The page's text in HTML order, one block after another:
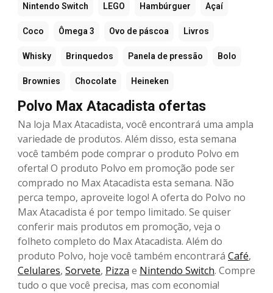
Nintendo Switch LEGO Hambúrguer Açaí
Coco Ômega 3 Ovo de páscoa Livros
Whisky Brinquedos Panela de pressão Bolo
Brownies Chocolate Heineken
Polvo Max Atacadista ofertas
Na loja Max Atacadista, você encontrará uma ampla
variedade de produtos. Além disso, esta semana
você também pode comprar o produto Polvo em
oferta! O produto Polvo em promoção pode ser
comprado no Max Atacadista esta semana. Não
perca tempo, aproveite logo! A oferta do Polvo no
Max Atacadista é por tempo limitado. Se quiser
conferir mais produtos em promoção, veja o
folheto completo do Max Atacadista. Além do
produto Polvo, hoje você também encontrará Café,
Celulares, Sorvete, Pizza e Nintendo Switch. Compre
tudo o que você precisa, mas com economia!